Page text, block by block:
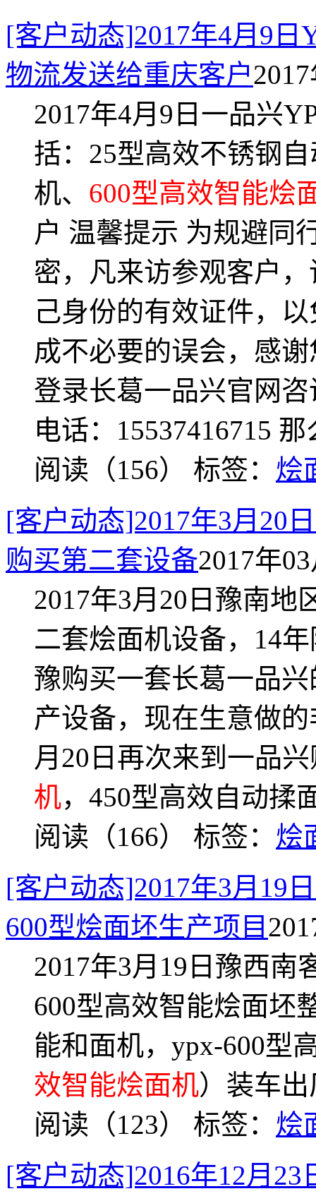
[客户动态]2017年4月9
物流发送给重庆客户
2017年4月9日一品兴
括：25型高效不锈钢
机、 600型高效智能烩
户 温馨提示 为规避同
密，凡来访参观客户
己身份的有效证件，
成不必要的误会，感
登录长葛一品兴官网
电话：15537416715
阅读（156） 标签： 烩
[客户动态]2017年3月20
购买第二套设备2017年
2017年3月20日豫南地
二套烩面机设备，14
豫购买一套长葛一品
产设备，现在生意做
月20日再次来到一品
机，450型高效自动揉
阅读（166） 标签： 烩
[客户动态]2017年3月19
600型烩面坯生产项目
2017年3月19日豫西南
600型高效智能烩面坯
能和面机，ypx-600型
效智能烩面机）装车
阅读（123） 标签： 烩
[客户动态]2016年12月